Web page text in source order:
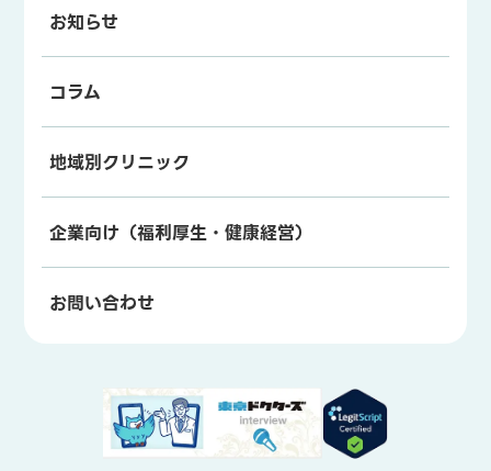
お知らせ
コラム
地域別クリニック
企業向け（福利厚生・健康経営）
お問い合わせ